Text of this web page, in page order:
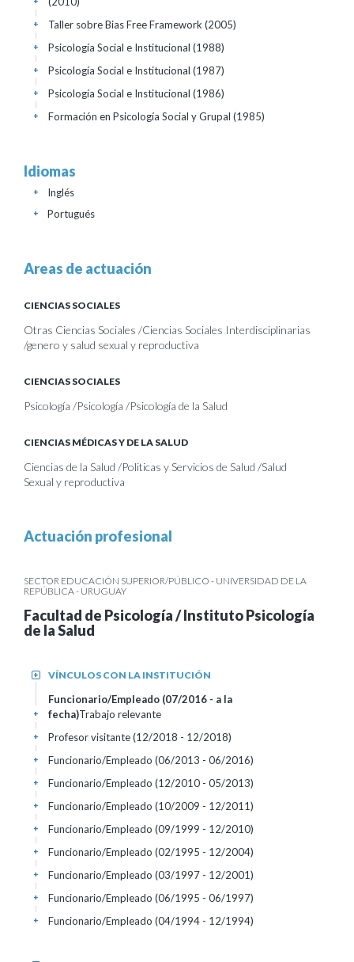
Taller sobre Bias Free Framework (2005)
+
Psicología Social e Institucional (1988)
+
Psicología Social e Institucional (1987)
+
Psicología Social e Institucional (1986)
+
Formación en Psicología Social y Grupal (1985)
+
Idiomas
Inglés
+
Portugués
+
Areas de actuación
CIENCIAS SOCIALES
Otras Ciencias Sociales /Ciencias Sociales Interdisciplinarias
/genero y salud sexual y reproductiva
CIENCIAS SOCIALES
Psicología /Psicología /Psicología de la Salud
CIENCIAS MÉDICAS Y DE LA SALUD
Ciencias de la Salud /Politicas y Servicios de Salud /Salud
Sexual y reproductiva
Actuación profesional
SECTOR EDUCACIÓN SUPERIOR/PÚBLICO - UNIVERSIDAD DE LA
REPÚBLICA - URUGUAY
Facultad de Psicología / Instituto Psicología
de la Salud
VÍNCULOS CON LA INSTITUCIÓN
+
Funcionario/Empleado (07/2016 - a la
fecha)Trabajo relevante
+
Profesor visitante (12/2018 - 12/2018)
+
Funcionario/Empleado (06/2013 - 06/2016)
+
Funcionario/Empleado (12/2010 - 05/2013)
+
Funcionario/Empleado (10/2009 - 12/2011)
+
Funcionario/Empleado (09/1999 - 12/2010)
+
Funcionario/Empleado (02/1995 - 12/2004)
+
Funcionario/Empleado (03/1997 - 12/2001)
+
Funcionario/Empleado (06/1995 - 06/1997)
+
Funcionario/Empleado (04/1994 - 12/1994)
+